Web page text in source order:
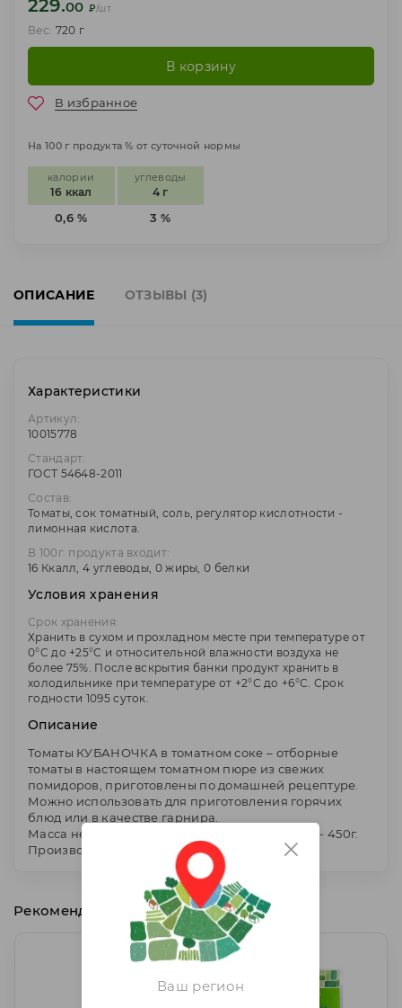
Ваш регион
229.00 ₽/шт
Вес: 720 г
В корзину
В избранное
На 100 г продукта % от суточной нормы
калории
16 ккал
0,6 %
углеводы
4 г
3 %
ОПИСАНИЕ ОТЗЫВЫ (3)
Характеристики
Артикул:
10015778
Стандарт:
ГОСТ 54648-2011
Состав:
Томаты, сок томатный, соль, регулятор кислотности -
лимонная кислота.
В 100г. продукта входит:
16 Ккалл, 4 углеводы, 0 жиры, 0 белки
Условия хранения
Срок хранения:
Хранить в сухом и прохладном месте при температуре от
0°C до +25°С и относительной влажности воздуха не
более 75%. После вскрытия банки продукт хранить в
холодильнике при температуре от +2°С до +6°С. Срок
годности 1095 суток.
Описание
Томаты КУБАНОЧКА в томатном соке – отборные
томаты в настоящем томатном пюре из свежих
помидоров, приготовлены по домашней рецептуре.
Можно использовать для приготовления горячих
блюд или в качестве гарнира.
Масса нетто - 720г, масса основного продукта - 450г.
Производитель: ООО "Гранд-Стар", Россия
Рекомендуем